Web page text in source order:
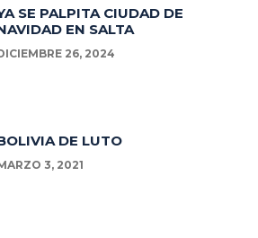
SE PALPITA CIUDAD DE
EN SALTA
26, 2024
DE LUTO
3, 2021